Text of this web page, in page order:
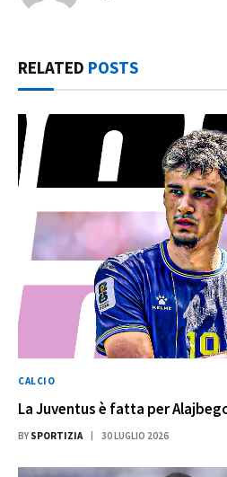
RELATED POSTS
CALCIO
La Juventus è fatta per
BY SPORTIZIA 30 LUGLIO 2026